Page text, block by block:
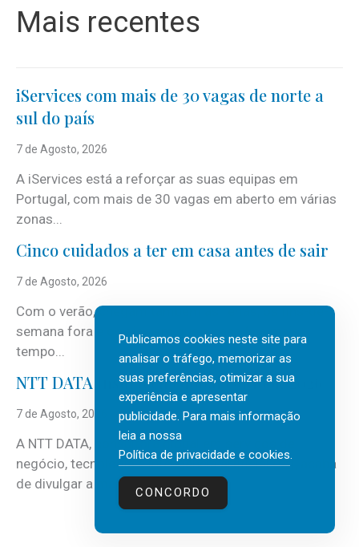
Mais recentes
iServices com mais de 30 vagas de norte a
sul do país
7 de Agosto, 2026
A iServices está a reforçar as suas equipas em
Portugal, com mais de 30 vagas em aberto em várias
zonas...
Cinco cuidados a ter em casa antes de sair
7 de Agosto, 2026
Com o verão, chegam também as férias, os fins-de-
semana fora e os dias em que a casa fica mais
tempo...
NTT DATA Insurtech Global Outlook 2026
7 de Agosto, 2026
A NTT DATA, consultora global em serviços de
negócio, tecnologia e inteligência artificial (IA), acaba
de divulgar a mais recente...
Publicamos cookies neste site para
analisar o tráfego, memorizar as
suas preferências, otimizar a sua
experiência e apresentar
publicidade. Para mais informação
leia a nossa
Política de privacidade e cookies.
CONCORDO